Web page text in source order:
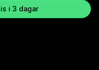
i 3 dagar